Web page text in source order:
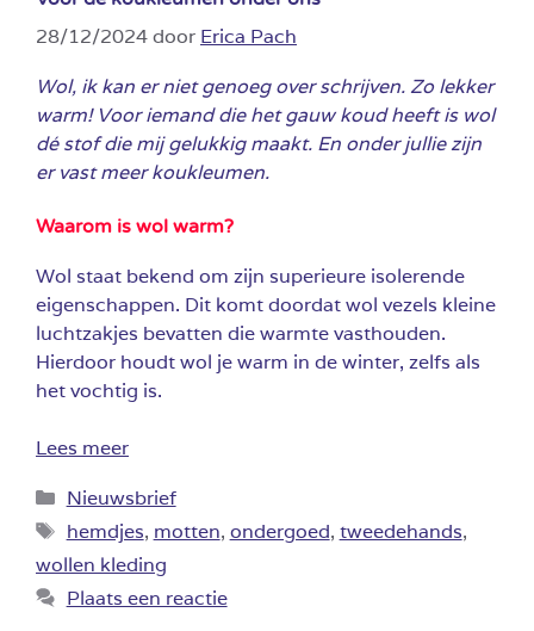
28/12/2024door Erica Pach
Wol, ik kan er niet genoeg over schrijven. Zo lekker
warm! Voor iemand die het gauw koud heeft is wol
dé stof die mij gelukkig maakt. En onder jullie zijn
er vast meer koukleumen.
Waarom is wol warm?
Wol staat bekend om zijn superieure isolerende
eigenschappen. Dit komt doordat wol vezels kleine
luchtzakjes bevatten die warmte vasthouden.
Hierdoor houdt wol je warm in de winter, zelfs als
het vochtig is.
Lees meer
Categorieën
Nieuwsbrief
Tags
hemdjes, motten, ondergoed, tweedehands,
wollen kleding
Plaats een reactie